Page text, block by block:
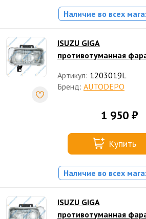
Наличие во всех
ISUZU GIGA
противотуманная
Артикул: 1203019L
Бренд: AUTODEPO
1 950 ₽
Купить
Наличие во всех
ISUZU GIGA
противотуманная